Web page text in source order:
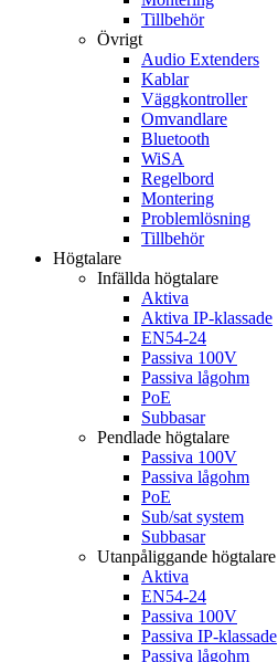
Tillbehör
Övrigt
Audio Extenders
Kablar
Väggkontroller
Omvandlare
Bluetooth
WiSA
Regelbord
Montering
Problemlösning
Tillbehör
Högtalare
Infällda högtalare
Aktiva
Aktiva IP-klassade
EN54-24
Passiva 100V
Passiva lågohm
PoE
Subbasar
Pendlade högtalare
Passiva 100V
Passiva lågohm
PoE
Sub/sat system
Subbasar
Utanpåliggande högtalare
Aktiva
EN54-24
Passiva 100V
Passiva IP-klassade
Passiva lågohm